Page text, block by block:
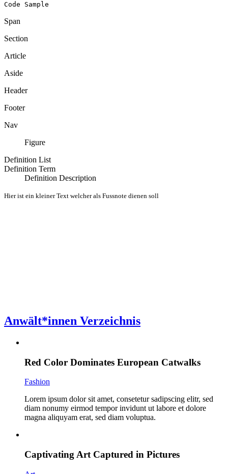
Code Sample
Span
Section
Article
Aside
Header
Footer
Nav
Figure
Definition List
Definition Term
Definition Description
Hier ist ein kleiner Text welcher als Fussnote dienen soll
Anwält*innen Verzeichnis
Red Color Dominates European Catwalks
Fashion
Lorem ipsum dolor sit amet, consetetur sadipscing elitr, sed
diam nonumy eirmod tempor invidunt ut labore et dolore
magna aliquyam erat, sed diam voluptua.
Captivating Art Captured in Pictures